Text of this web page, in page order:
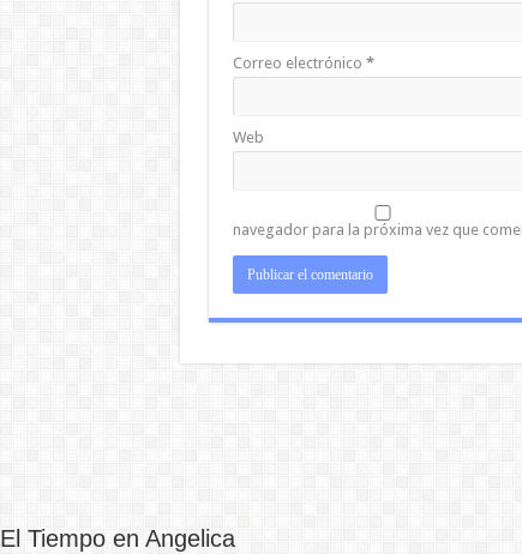
Correo electrónico *
Web
navegador para la próxima vez que
El Tiempo en Angelica